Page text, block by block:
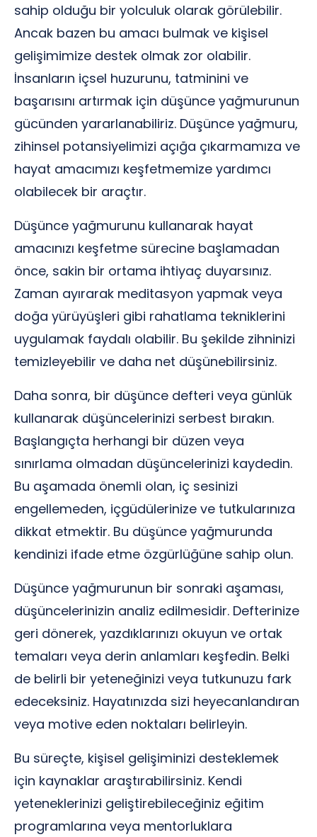
sahip olduğu bir yolculuk olarak görülebilir.
Ancak bazen bu amacı bulmak ve kişisel
gelişimimize destek olmak zor olabilir.
İnsanların içsel huzurunu, tatminini ve
başarısını artırmak için düşünce yağmurunun
gücünden yararlanabiliriz. Düşünce yağmuru,
zihinsel potansiyelimizi açığa çıkarmamıza ve
hayat amacımızı keşfetmemize yardımcı
olabilecek bir araçtır.
Düşünce yağmurunu kullanarak hayat
amacınızı keşfetme sürecine başlamadan
önce, sakin bir ortama ihtiyaç duyarsınız.
Zaman ayırarak meditasyon yapmak veya
doğa yürüyüşleri gibi rahatlama tekniklerini
uygulamak faydalı olabilir. Bu şekilde zihninizi
temizleyebilir ve daha net düşünebilirsiniz.
Daha sonra, bir düşünce defteri veya günlük
kullanarak düşüncelerinizi serbest bırakın.
Başlangıçta herhangi bir düzen veya
sınırlama olmadan düşüncelerinizi kaydedin.
Bu aşamada önemli olan, iç sesinizi
engellemeden, içgüdülerinize ve tutkularınıza
dikkat etmektir. Bu düşünce yağmurunda
kendinizi ifade etme özgürlüğüne sahip olun.
Düşünce yağmurunun bir sonraki aşaması,
düşüncelerinizin analiz edilmesidir. Defterinize
geri dönerek, yazdıklarınızı okuyun ve ortak
temaları veya derin anlamları keşfedin. Belki
de belirli bir yeteneğinizi veya tutkunuzu fark
edeceksiniz. Hayatınızda sizi heyecanlandıran
veya motive eden noktaları belirleyin.
Bu süreçte, kişisel gelişiminizi desteklemek
için kaynaklar araştırabilirsiniz. Kendi
yeteneklerinizi geliştirebileceğiniz eğitim
programlarına veya mentorluklara